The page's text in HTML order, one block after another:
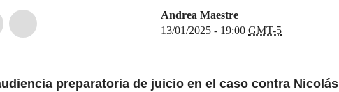
Andrea Maestre
13/01/2025 - 19:00 GMT-5
preparatoria de juicio en el caso contra Nicolás